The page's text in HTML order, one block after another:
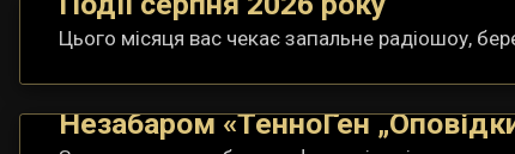
Цього місяця вас чекає запальне радіошоу,
Незабаром «ТенноҐен